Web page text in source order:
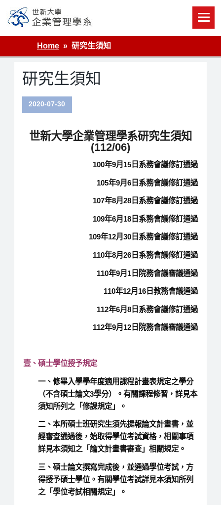
content
世新大學企業管理學系
Home
研究生須知
研究生須知
2020-07-30
世新大學企業管理學系研究生須知
(112/06)
100年9月15日系務會議修訂通過
105年9月6日系務會議修訂通過
107年8月28日系務會議修訂通過
109年6月18日系務會議修訂通過
109年12月30日系務會議修訂通過
110年8月26日系務會議修訂通過
110年9月1日院務會議審議通過
110年12月16日教務會議通過
112年6月8日系務會議修訂通過
112年9月12日院務會議審議通過
壹、碩士學位授予規定
一、修畢入學學年度適用課程計畫表規定之學分
（不含碩士論文3學分）。有關課程修習，詳見本
須知所列之「修課規定」。
二、本所碩士班研究生須先提報論文計畫書，並
經審查通過後，始取得學位考試資格，相關事項
詳見本須知之「論文計畫書審查」相關規定。
三、碩士論文撰寫完成後，並通過學位考試，方
得授予碩士學位。有關學位考試詳見本須知所列
之「學位考試相關規定」。